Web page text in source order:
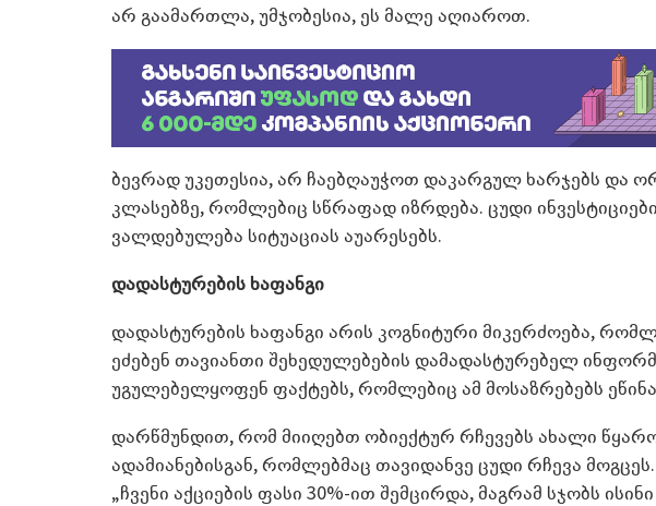
არ გაამართლა, უმჯობესია, ეს მალე აღიაროთ.
ბევრად უკეთესია, არ ჩაებღაუჭოთ დაკარგულ ხარჯებს და
კლასებზე, რომლებიც სწრაფად იზრდება. ცუდი
ვალდებულება სიტუაციას აუარესებს.
დადასტურების ხაფანგი
დადასტურების ხაფანგი არის კოგნიტური მიკერძოება,
ეძებენ თავიანთი შეხედულებების დამადასტურებელ
უგულებელყოფენ ფაქტებს, რომლებიც ამ მოსაზრებებს
დარწმუნდით, რომ მიიღებთ ობიექტურ რჩევებს ახალი
ადამიანებისგან, რომლებმაც თავიდანვე ცუდი რჩევა
„ჩვენი აქციების ფასი 30%-ით შემცირდა, მაგრამ სჯობს